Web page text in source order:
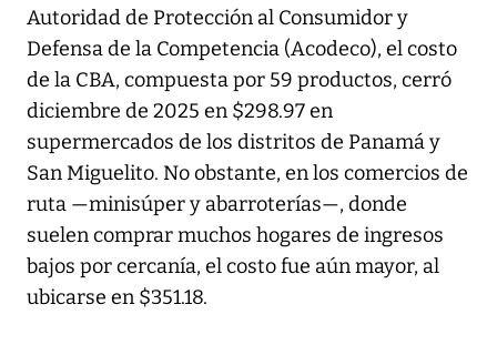
Autoridad de Protección al Consumidor y
Defensa de la Competencia (Acodeco), el costo
de la CBA, compuesta por 59 productos, cerró
diciembre de 2025 en $298.97 en
supermercados de los distritos de Panamá y
San Miguelito. No obstante, en los comercios de
ruta —minisúper y abarroterías—, donde
suelen comprar muchos hogares de ingresos
bajos por cercanía, el costo fue aún mayor, al
ubicarse en $351.18.